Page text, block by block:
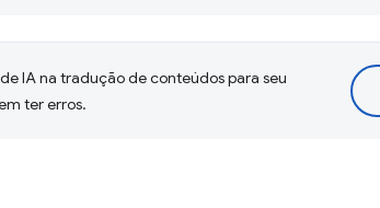
IA na tradução de conteúdos para seu
ter erros.